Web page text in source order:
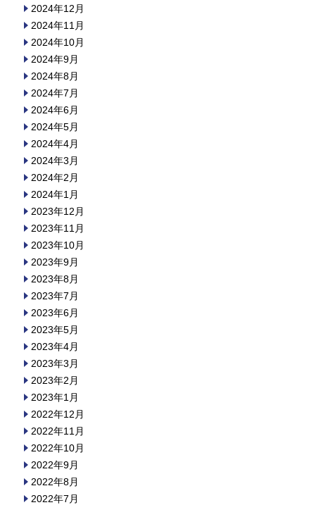
2024年12月
2024年11月
2024年10月
2024年9月
2024年8月
2024年7月
2024年6月
2024年5月
2024年4月
2024年3月
2024年2月
2024年1月
2023年12月
2023年11月
2023年10月
2023年9月
2023年8月
2023年7月
2023年6月
2023年5月
2023年4月
2023年3月
2023年2月
2023年1月
2022年12月
2022年11月
2022年10月
2022年9月
2022年8月
2022年7月